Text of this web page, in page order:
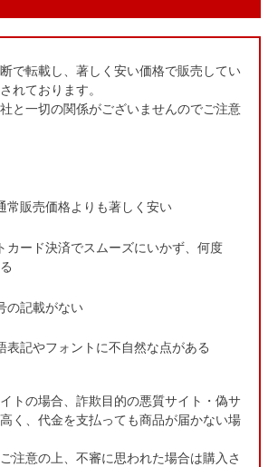
で転載し、著しく安い価格で販売してい
れております。
と一切の関係がございませんのでご注意
常販売価格よりも著しく安い
カード決済でスムーズにいかず、何度
の記載がない
表記やフォントに不自然な点がある
トの場合、詐欺目的の悪質サイト・偽サ
く、代金を支払っても商品が届かない場
注意の上、不審に思われた場合は購入さ